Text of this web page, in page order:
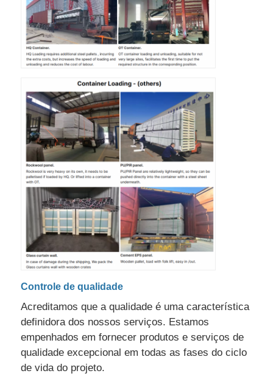
Controle de qualidade
Acreditamos que a qualidade é uma característica
definidora dos nossos serviços. Estamos
empenhados em fornecer produtos e serviços de
qualidade excepcional em todas as fases do ciclo
de vida do projeto.